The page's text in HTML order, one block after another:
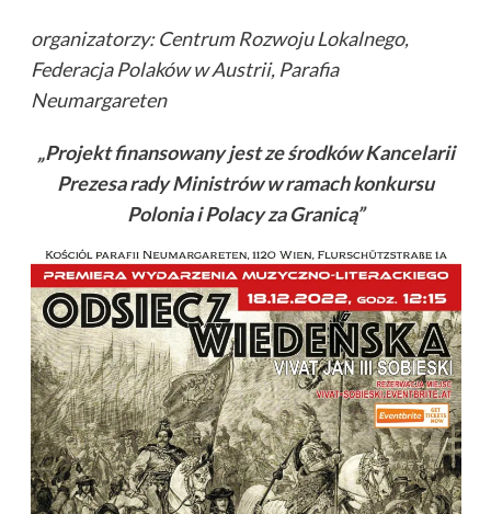
organizatorzy: Centrum Rozwoju Lokalnego,
Federacja Polaków w Austrii, Parafia
Neumargareten
„Projekt finansowany jest ześrodków Kancelarii
Prezesa rady Ministrów w ramach konkursu
Polonia i Polacy za Granicą”